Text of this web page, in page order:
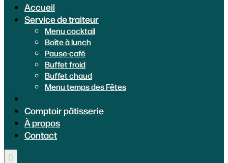
Accueil
Service de traiteur
Menu cocktail
Boîte à lunch
Pause-café
Buffet froid
Buffet chaud
Menu temps des Fêtes
Comptoir pâtisserie
À propos
Contact
